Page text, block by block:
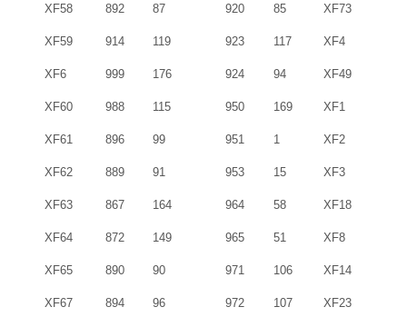
XF58 892 87 920 85 XF73
XF59 914 119 923 117 XF4
XF6 999 176 924 94 XF49
XF60 988 115 950 169 XF1
XF61 896 99 951 1 XF2
XF62 889 91 953 15 XF3
XF63 867 164 964 58 XF18
XF64 872 149 965 51 XF8
XF65 890 90 971 106 XF14
XF67 894 96 972 107 XF23